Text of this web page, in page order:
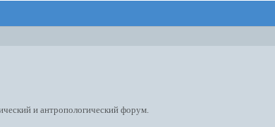
и антропологический форум.